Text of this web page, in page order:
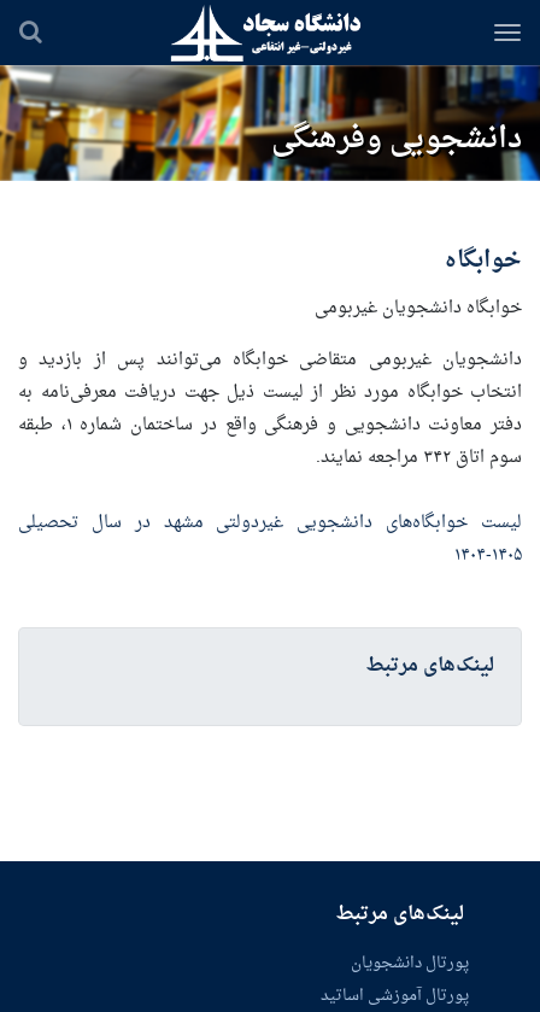
رفتن
محتوای
اصلی
دانشجویی وفرهنگی
خوابگاه
خوابگاه دانشجویان غیربومی
دانشجویان غیربومی متقاضی خوابگاه می‌توانند پس از بازدید و
انتخاب خوابگاه مورد نظر از لیست ذیل جهت دریافت معرفی‌نامه به
دفتر معاونت دانشجویی و فرهنگی واقع در ساختمان شماره ۱، طبقه
سوم اتاق ۳۴۲ مراجعه نمایند.
لیست خوابگاه‌های دانشجویی غیردولتی مشهد در سال تحصیلی
۱۴۰۵-۱۴۰۴
لینک‌های مرتبط
لینک‌های مرتبط
پورتال دانشجویان
پورتال آموزشی اساتید